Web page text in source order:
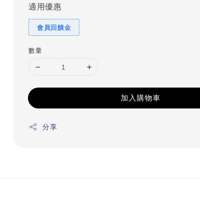
適用優惠
會員回饋金
數量
加入購物車
分享